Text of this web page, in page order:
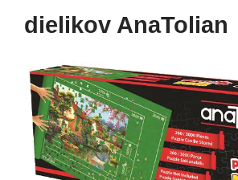
dielikov AnaTolian